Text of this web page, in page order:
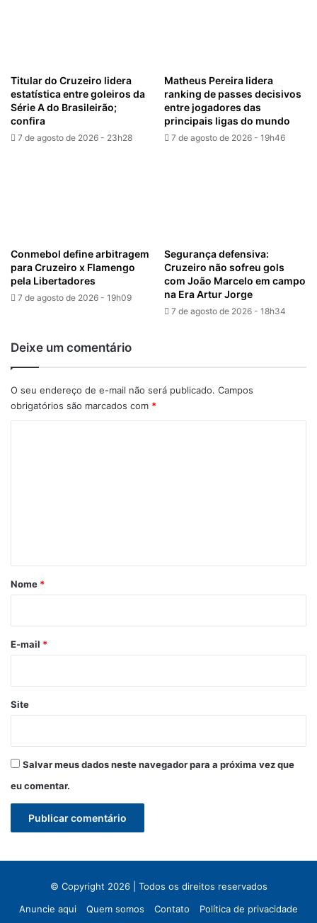
Titular do Cruzeiro lidera
estatística entre goleiros da
Série A do Brasileirão;
confira
7 de agosto de 2026 - 23h28
Matheus Pereira lidera
ranking de passes decisivos
entre jogadores das
principais ligas do mundo
7 de agosto de 2026 - 19h46
Conmebol define arbitragem
para Cruzeiro x Flamengo
pela Libertadores
7 de agosto de 2026 - 19h09
Segurança defensiva:
Cruzeiro não sofreu gols
com João Marcelo em campo
na Era Artur Jorge
7 de agosto de 2026 - 18h34
Deixe um comentário
O seu endereço de e-mail não será publicado. Campos
obrigatórios são marcados com *
r
*
Nome *
E-mail *
Site
Salvar meus dados neste navegador para a próxima vez que
eu comentar.
© Copyright 2026 | Todos os direitos reservados
Anuncie aqui
Quem somos Contato Política de privacidade